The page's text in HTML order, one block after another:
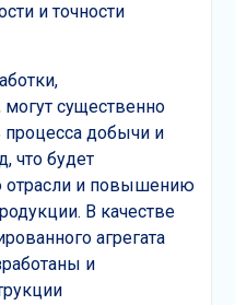
и точности
существенно
добычи и
что будет
отрасли и повышению
В качестве
агрегата
и